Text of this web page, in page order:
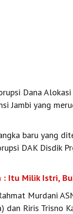
Dana
Jambi yang
baru yang
DAK Disdik
Itu Milik Istri,
Murdani
dan Riris Trisno